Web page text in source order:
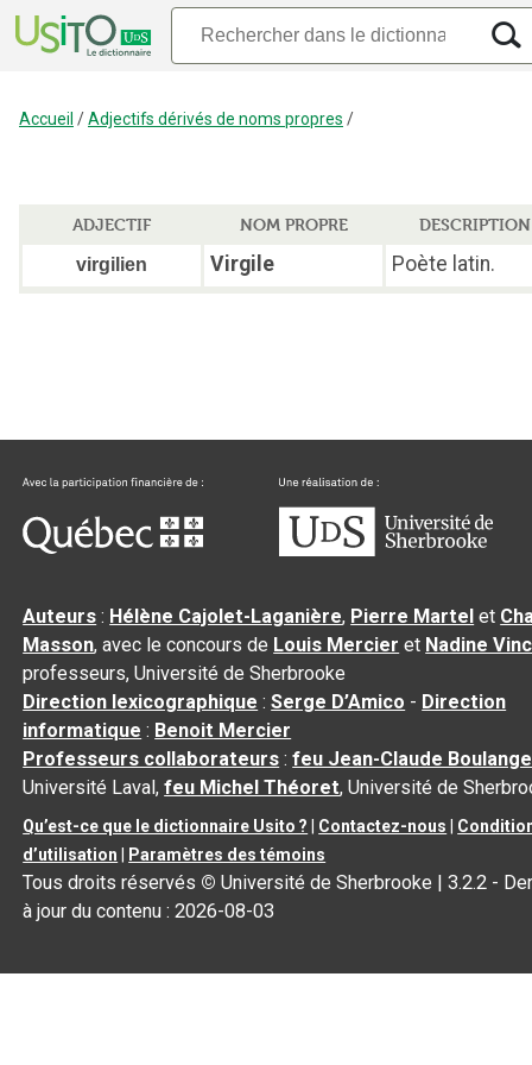
Accueil /Adjectifs dérivés de noms propres /
ADJECTIF NOM PROPRE
DESCRIPTION
virgilien
Virgile Poète latin.
Auteurs : Hélène Cajolet-Laganière, Pierre Martel et
Masson, avec le concours de Louis Mercier et Nadine
professeurs, Université de Sherbrooke
Direction lexicographique :Serge D’Amico - Direction
informatique : Benoit Mercier
Professeurs collaborateurs :feu Jean-Claude
Université Laval,feu Michel Théoret, Université de
Qu’est-ce que le dictionnaire Usito ? Contactez-nous
d’utilisation
Paramètres des témoins
Tous droits réservés © Université de Sherbrooke |3.2.2 -
à jour du contenu :2026-08-03